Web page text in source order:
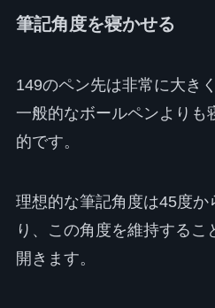
筆記角度を寝かせる
149のペン先は非常に大き
一般的なボールペンよりも
的です。
理想的な筆記角度は45度か
り、この角度を維持するこ
開きます。